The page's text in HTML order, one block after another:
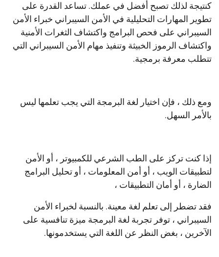
كنتيجة لذلك تصبح أفضل في عملك. تساعد القدرة على
تطوير المهارات التحليلية في الأمن السيبراني خبراء الأمن
السيبراني على فحص البرامج واكتشاف الثغرات الأمنية
واكتشاف الرموز الخبيثة وتنفيذ مهام الأمن السيبراني التي
تتطلب معرفة برمجية.
ومع ذلك ، فإن اختيار لغة البرمجة التي يجب تعلمها ليس
بالأمر السهل.
إذا كنت تركز على الطب الشرعي للكمبيوتر ، أو الأمن
لتطبيقات الويب ، أو أمن المعلومات ، أو تحليل البرامج
الضارة ، أو أمان التطبيقات ،
فقد تضطر إلى تعلم لغة معينة. بالنسبة لخبراء الأمن
السيبراني ، توفر تجربة لغة البرمجة ميزة تنافسية على
الآخرين ، بغض النظر عن اللغة التي يستخدمونها.